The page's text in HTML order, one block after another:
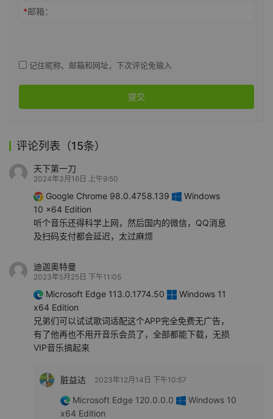
*邮箱：
记住昵称、邮箱和网址，下次评论免输入
提交
评论列表（15条）
天下第一刀
2024年3月16日 上午9:50
Google Chrome 98.0.4758.139
Windows
10 x64 Edition
听个音乐还得科学上网，然后国内的微信，QQ消息
及扫码支付都会延迟，太过麻烦
迪迦奥特曼
2023年5月25日 下午11:05
Microsoft Edge 113.0.1774.50
Windows 11
x64 Edition
兄弟们可以试试歌词适配这个APP完全免费无广告，
有了他再也不用开音乐会员了，全部都能下载，无损
VIP音乐搞起来
脏益达 2023年12月14日 下午10:57
Microsoft Edge 120.0.0.0
Windows 10
x64 Edition